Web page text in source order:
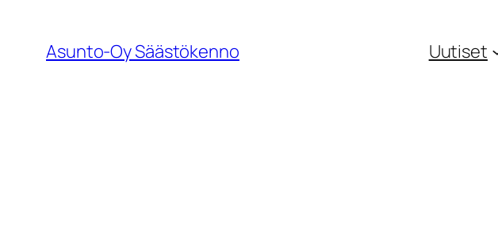
sisältöönAsunto-Oy Säästökenno Uutiset